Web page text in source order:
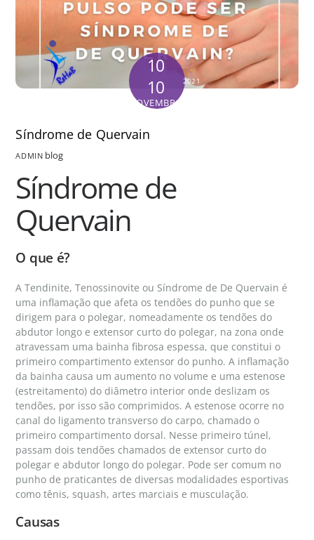
10
10
NOVEMBRO
2021
Síndrome de Quervain
ADMIN blog
Síndrome de
Quervain
O que é?
A Tendinite, Tenossinovite ou Síndrome de De Quervain é
uma inflamação que afeta os tendões do punho que se
dirigem para o polegar, nomeadamente os tendões do
abdutor longo e extensor curto do polegar, na zona onde
atravessam uma bainha fibrosa espessa, que constitui o
primeiro compartimento extensor do punho. A inflamação
da bainha causa um aumento no volume e uma estenose
(estreitamento) do diâmetro interior onde deslizam os
tendões, por isso são comprimidos. A estenose ocorre no
canal do ligamento transverso do carpo, chamado o
primeiro compartimento dorsal. Nesse primeiro túnel,
passam dois tendões chamados de extensor curto do
polegar e abdutor longo do polegar. Pode ser comum no
punho de praticantes de diversas modalidades esportivas
como tênis, squash, artes marciais e musculação.
Causas